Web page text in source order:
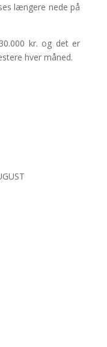
længere nede på
kr. og det er
hver måned.